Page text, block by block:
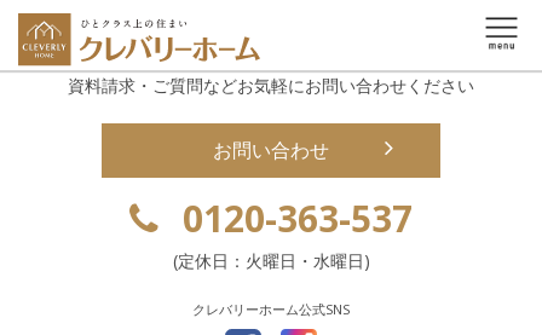
資料請求・ご質問などお気軽にお問い合わせください
お問い合わせ
0120-363-537
(定休日：火曜日・水曜日)
クレバリーホーム公式SNS